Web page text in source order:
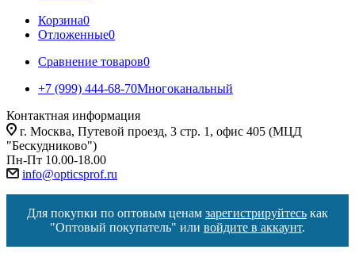
Корзина0
Отложенные0
Сравнение товаров0
+7 (999) 444-68-70Многоканальный
Контактная информация
г. Москва, Путевой проезд, 3 стр. 1, офис 405 (МЦД
"Бескудниково")
Пн-Пт 10.00-18.00
info@opticsprof.ru
Для покупки по оптовым ценам зарегистрируйтесь как
"Оптовый покупатель" или войдите в аккаунт.